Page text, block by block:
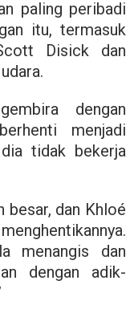
paling peribadi
itu, termasuk
Disick dan
dengan
menjadi
tidak bekerja
besar, dan Khloé
menangis dan
dengan adik-